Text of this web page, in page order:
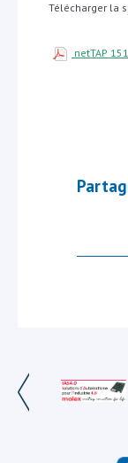
Télécharger la
netTAP 151